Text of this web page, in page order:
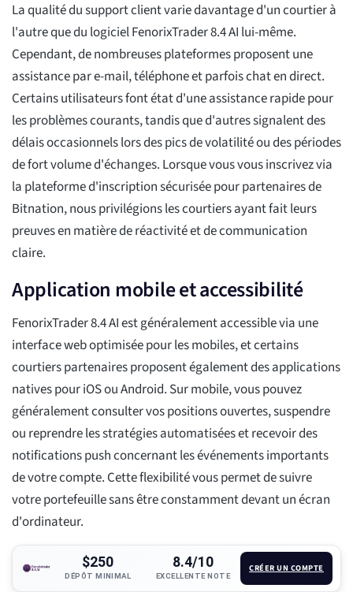
La qualité du support client varie davantage d'un courtier à
l'autre que du logiciel FenorixTrader 8.4 AI lui-même.
Cependant, de nombreuses plateformes proposent une
assistance par e-mail, téléphone et parfois chat en direct.
Certains utilisateurs font état d'une assistance rapide pour
les problèmes courants, tandis que d'autres signalent des
délais occasionnels lors des pics de volatilité ou des périodes
de fort volume d'échanges. Lorsque vous vous inscrivez via
la plateforme d'inscription sécurisée pour partenaires de
Bitnation, nous privilégions les courtiers ayant fait leurs
preuves en matière de réactivité et de communication
claire.
Application mobile et accessibilité
FenorixTrader 8.4 AI est généralement accessible via une
interface web optimisée pour les mobiles, et certains
courtiers partenaires proposent également des applications
natives pour iOS ou Android. Sur mobile, vous pouvez
généralement consulter vos positions ouvertes, suspendre
ou reprendre les stratégies automatisées et recevoir des
notifications push concernant les événements importants
de votre compte. Cette flexibilité vous permet de suivre
votre portefeuille sans être constamment devant un écran
d'ordinateur.
$250
DÉPÔT MINIMAL
8.4/10
EXCELLENTE NOTE
CRÉER UN COMPTE